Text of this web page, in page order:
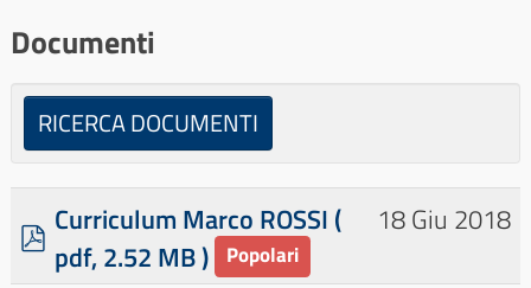
r
e
l
l
a
Documenti
RICERCA DOCUMENTI
p
d
Curriculum Marco ROSSI (
pdf, 2.52 MB )
Popolari
18 Giu 2018